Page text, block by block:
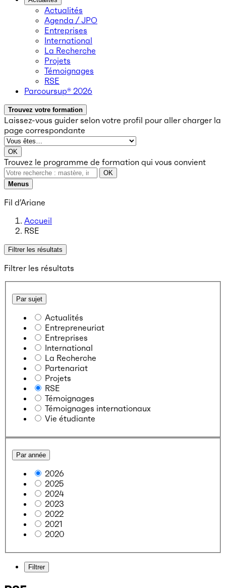
Actualités
Agenda / JPO
Entreprises
International
La Recherche
Projets
Témoignages
RSE
Parcoursup® 2026
Trouvez votre formation
Laissez-vous guider selon votre profil pour aller charger la
page correspondante
OK
Trouvez le programme de formation qui vous convient
OK
Menus
Fil d’Ariane
Accueil
RSE
Filtrer les résultats
Filtrer les résultats
Par sujet
Actualités
Entrepreneuriat
Entreprises
International
La Recherche
Partenariat
Projets
RSE
Témoignages
Témoignages internationaux
Vie étudiante
Par année
2026
2025
2024
2023
2022
2021
2020
Filtrer